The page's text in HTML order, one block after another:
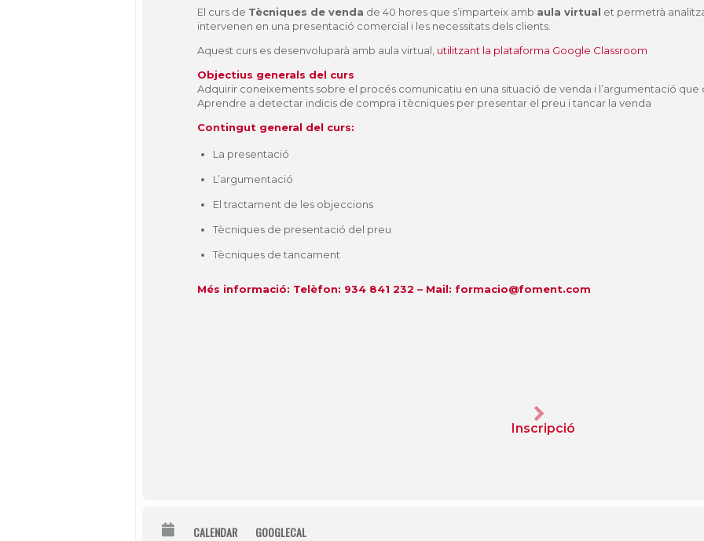
El curs de Tècniques de venda de 40 hores que s’imparteix amb aula virtual et permetrà
intervenen en una presentació comercial i les necessitats dels clients.
Aquest curs es desenvoluparà amb aula virtual, utilitzant la plataforma Google Classroom
Objectius generals del curs
Adquirir coneixements sobre el procés comunicatiu en una situació de venda i l’argumentació que
Aprendre a detectar indicis de compra i tècniques per presentar el preu i tancar la venda
Contingut general del curs:
La presentació
L’argumentació
El tractament de les objeccions
Tècniques de presentació del preu
Tècniques de tancament
Més informació: Telèfon: 934 841 232 – Mail: formacio@foment.com
Inscripció
CALENDAR GOOGLECAL